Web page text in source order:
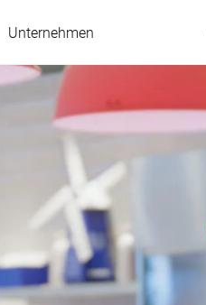
Unternehmen